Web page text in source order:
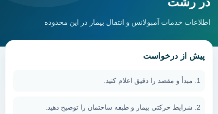
اطلاعات خدمات آمبولانس و انتقال بیمار در این محدوده
پیش از درخواست
مبدأ و مقصد را دقیق اعلام کنید.
شرایط حرکتی بیمار و طبقه ساختمان را توضیح دهید.